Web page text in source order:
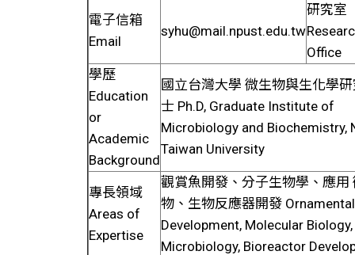
電子信箱
Email
syhu@mail.npust.edu.tw
研究室
Office
學歷
Education
or
Academic
Background
國立台灣大學 微生物與生化學
士 Ph.D, Graduate Institute of
Microbiology and Biochemistry,
Taiwan University
專長領域
Areas of
Expertise
觀賞魚開發、分子生物學、應用
物、生物反應器開發
Development, Molecular
Microbiology, Bioreactor